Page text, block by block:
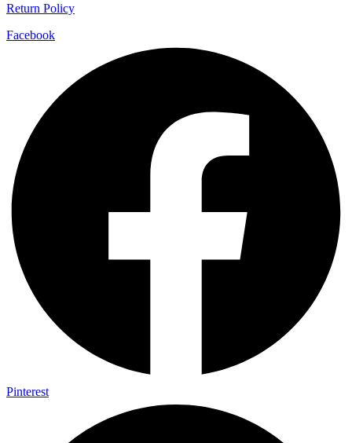
Return Policy
Facebook
Pinterest